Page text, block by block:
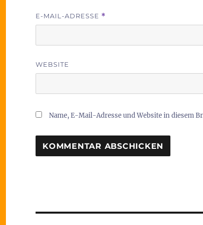
E-MAIL-ADRESSE *
WEBSITE
Name, E-Mail-Adresse und Website in diesem